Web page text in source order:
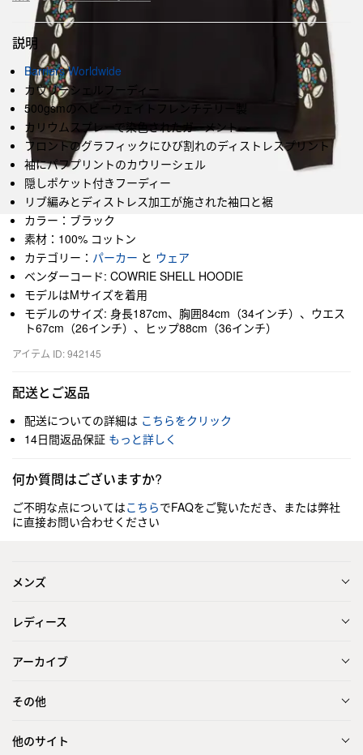
説明
Barriers Worldwide
カウリーシェルフーディー
500gsmのヘビーウェイトフレンチテリー製
カリウムスプレーで染色されたガーメント
フロントのグラフィックにひび割れのディストレスプリント
袖にパフプリントのカウリーシェル
隠しポケット付きフーディー
リブ編みとディストレス加工が施された袖口と裾
カラー：ブラック
素材：100% コットン
カテゴリー： パーカー と ウェア
ベンダーコード: COWRIE SHELL HOODIE
モデルはMサイズを着用
モデルのサイズ: 身長187cm、胸囲84cm（34インチ）、ウエス
ト67cm（26インチ）、ヒップ88cm（36インチ）
アイテム ID: 942145
配送とご返品
配送についての詳細は こちらをクリック
14日間返品保証 もっと詳しく
何か質問はございますか?
ご不明な点についてはこちらでFAQをご覧いただき、または弊社
に直接お問い合わせください
メンズ
レディース
アーカイブ
その他
他のサイト